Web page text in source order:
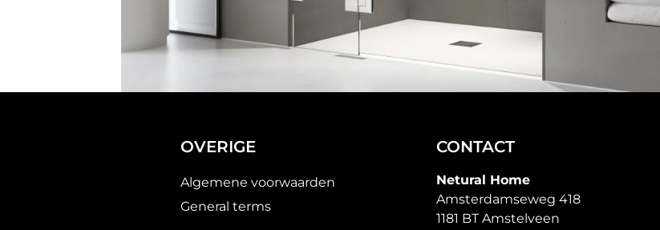
OVERIGE
Algemene voorwaarden
General terms
CONTACT
Netural Home
Amsterdamseweg 418
1181 BT Amstelveen